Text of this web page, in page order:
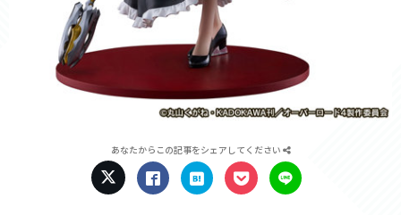
あなたからこの記事をシェアしてください